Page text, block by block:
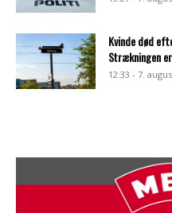
Kvinde død
Strækningen
12:33 - 7.